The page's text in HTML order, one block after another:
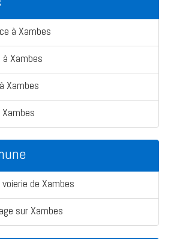
à Xambes
Xambes
Xambes
de Xambes
sur Xambes